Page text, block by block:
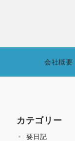
会社概要
カテゴリー
要日記